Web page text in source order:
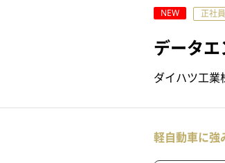
NEW 正社員
データ
ダイハツ工業
軽自動車に強